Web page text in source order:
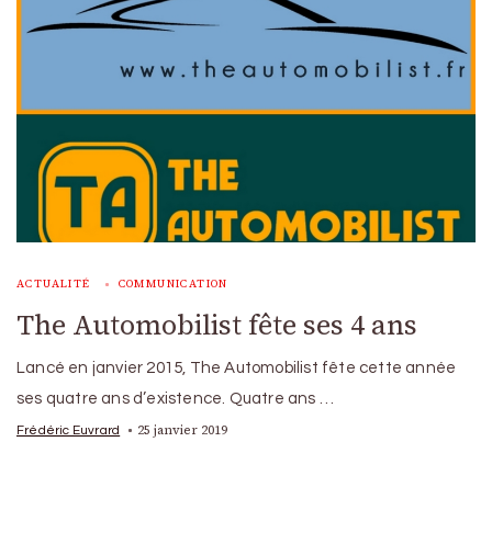
ACTUALITÉ COMMUNICATION
The Automobilist fête ses 4 ans
Lancé en janvier 2015, The Automobilist fête cette année
ses quatre ans d’existence. Quatre ans …
Frédéric Euvrard 25 janvier 2019